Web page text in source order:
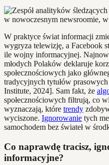
W praktyce świat informacji
wygryza telewizję, a Facebook
ile wojny informacyjnej.
młodych Polaków deklaruje
społecznościowych jako
tradycyjnych tytułów
Institute, 2024]. Sam fakt, że
społecznościowych filtrują, co
wyznaczają, które trendy
wyciszone. Ignorowanie tych
samochodem bez świateł w
Co naprawdę tracisz,
informacyjne?